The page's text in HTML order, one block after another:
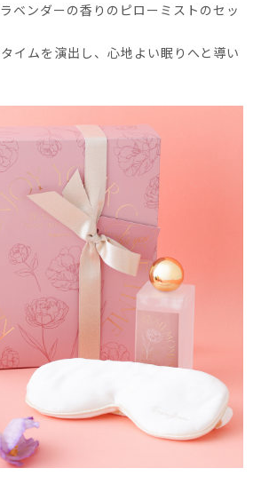
ベンダーの香りのピローミストのセッ
イムを演出し、心地よい眠りへと導い